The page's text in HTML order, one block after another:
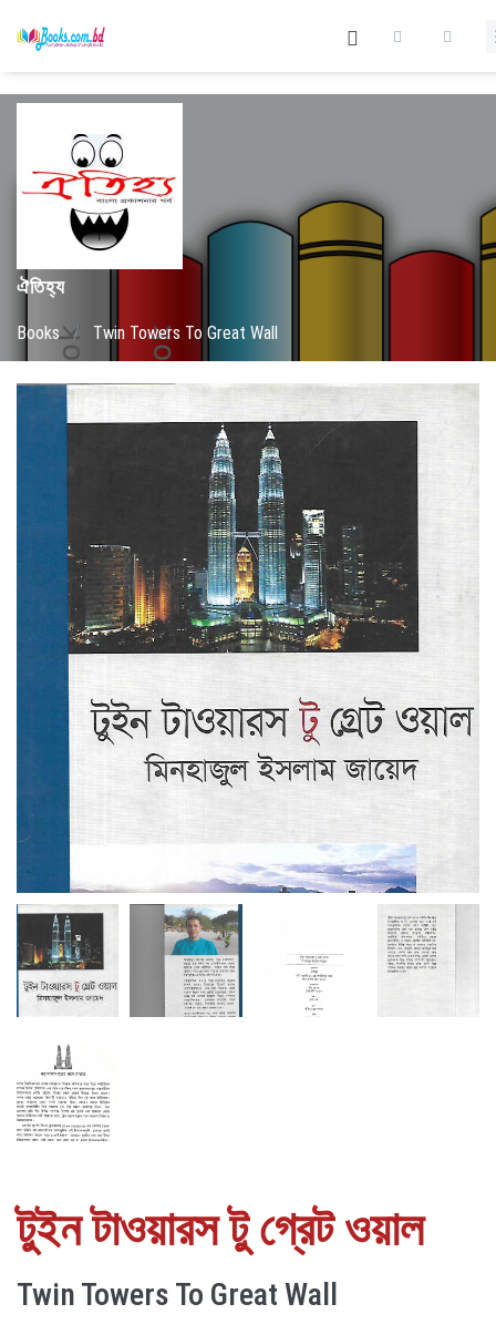
ঐতিহ্য
Books / Twin Towers To Great Wall
টুইন টাওয়ারস টু গ্রেট ওয়াল
Twin Towers To Great Wall